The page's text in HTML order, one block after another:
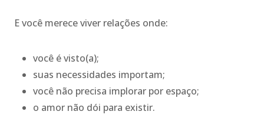
E você merece viver relações onde:
você é visto(a);
suas necessidades importam;
você não precisa implorar por espaço;
o amor não dói para existir.